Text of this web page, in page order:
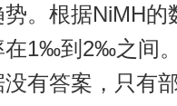
势。根据NiMH的
在1‰到2‰之间
没有答案，只有